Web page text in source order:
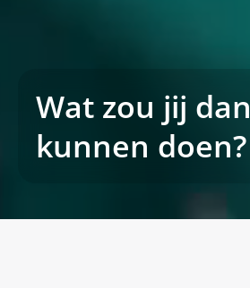
Wat zou jij dan
kunnen doen?